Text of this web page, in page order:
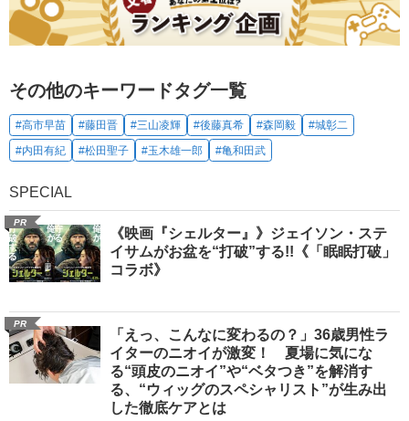
その他のキーワードタグ一覧
#高市早苗 #藤田晋 #三山凌輝 #後藤真希 #森岡毅
#城彰二
#内田有紀
#松田聖子 #玉木雄一郎 #亀和田武
SPECIAL
PR
《映画『シェルター』》ジェイソン・ステ
イサムがお盆を“打破”する!!《「眠眠打破」
コラボ》
PR
「えっ、こんなに変わるの？」36歳男性ラ
イターのニオイが激変！ 夏場に気にな
る“頭皮のニオイ”や“ベタつき”を解消す
る、“ウィッグのスペシャリスト”が生み出
した徹底ケアとは